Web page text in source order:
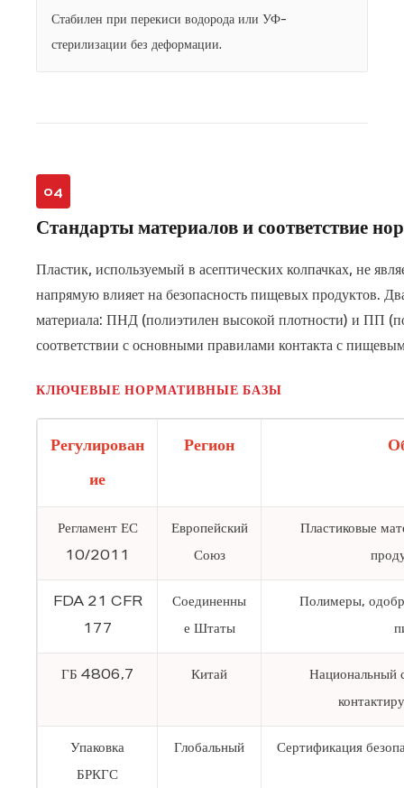
Стабилен при перекиси водорода или УФ-
стерилизации без деформации.
04
Стандарты материалов и соответствие
Пластик, используемый в асептических колпачках, не
напрямую влияет на безопасность пищевых продуктов.
материала:ПНД (полиэтилен высокой плотности)иПП
соответствии с основными правилами контакта с
КЛЮЧЕВЫЕ НОРМАТИВНЫЕ БАЗЫ
Регулирован
ие
Регион
Регламент ЕС
10/2011
Европейский
Союз
Пластиковые
FDA 21 CFR
177
Соединенны
е Штаты
Полимеры,
ГБ 4806,7 Китай
Национальный
Упаковка
БРКГС
Глобальный Сертификация